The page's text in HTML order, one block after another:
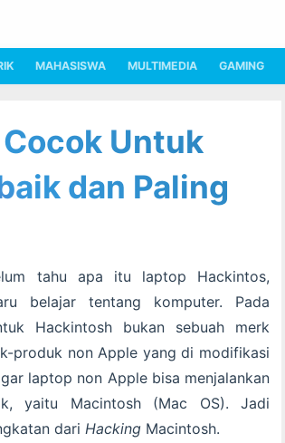
MAHASISWA MULTIMEDIA GAMING
Untuk
dan Paling
tahu apa itu laptop Hackintos,
belajar tentang komputer. Pada
Hackintosh bukan sebuah merk
produk non Apple yang di modifikasi
laptop non Apple bisa menjalankan
yaitu Macintosh (Mac OS). Jadi
dari Hacking Macintosh.